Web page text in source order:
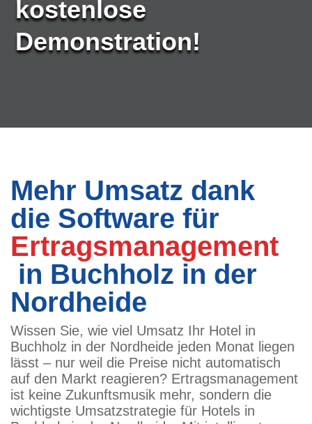
kostenlose
Demonstration!
Mehr Umsatz dank
die Software für
Ertragsmanagement
in Buchholz in der
Nordheide
Wissen Sie, wie viel Umsatz Ihr Hotel in
Buchholz in der Nordheide jeden Monat liegen
lässt – nur weil die Preise nicht automatisch
auf den Markt reagieren? Ertragsmanagement
ist keine Zukunftsmusik mehr, sondern die
wichtigste Umsatzstrategie für Hotels in